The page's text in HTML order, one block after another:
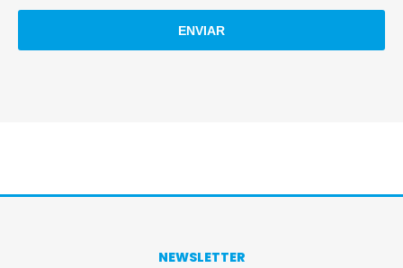
NEWSLETTER